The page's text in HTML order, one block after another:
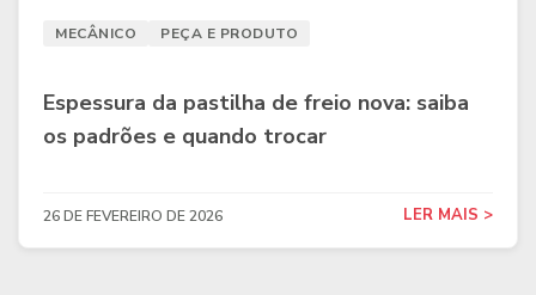
MECÂNICO PEÇA E PRODUTO
Espessura da pastilha de freio nova: saiba
os padrões e quando trocar
26 DE FEVEREIRO DE 2026 LER MAIS >